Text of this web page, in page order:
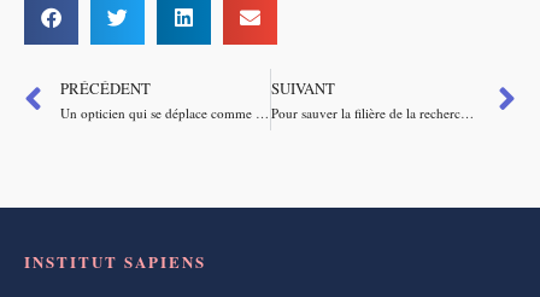
PRÉCÉDENT
Un opticien qui se déplace comme solution au renoncement des soins optiques
SUIVANT
Pour sauver la filière de la recherche clinique, il faut soutenir l’emploi
INSTITUT SAPIENS